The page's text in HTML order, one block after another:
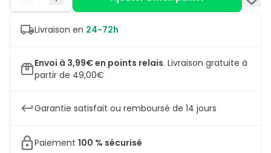
Livraison en 24-72h
Envoi à 3,99€ en points relais. Livraison gratuite à
partir de 49,00€
Garantie satisfait ou remboursé de 14 jours
Paiement 100 % sécurisé